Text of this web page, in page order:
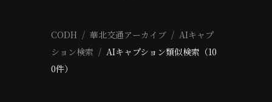
CODH 華北交通アーカイブ
AIキャプ
ション検索
AIキャプション類似検索（10
0件）